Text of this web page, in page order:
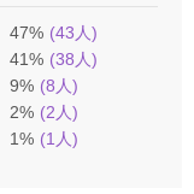
47% (43 人)
41% (38 人)
9% (8 人)
2% (2 人)
1% (1 人)